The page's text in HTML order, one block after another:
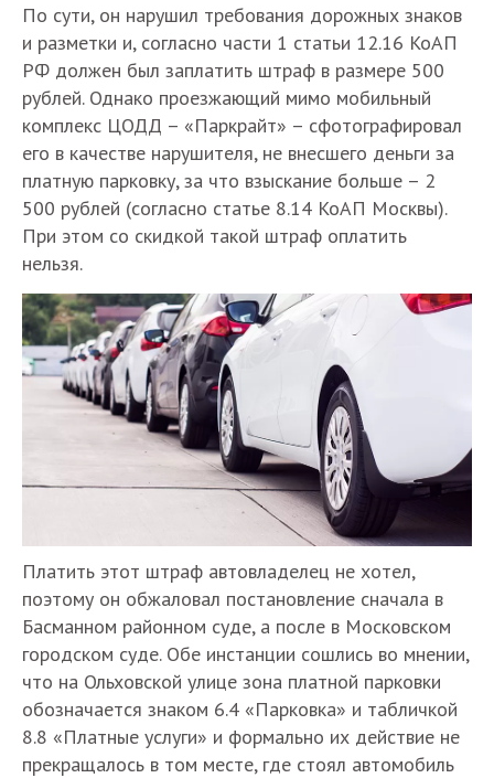
По сути, он нарушил требования дорожных знаков
и разметки и, согласно части 1 статьи 12.16 КоАП
РФ должен был заплатить штраф в размере 500
рублей. Однако проезжающий мимо мобильный
комплекс ЦОДД – «Паркрайт» – сфотографировал
его в качестве нарушителя, не внесшего деньги за
платную парковку, за что взыскание больше – 2
500 рублей (согласно статье 8.14 КоАП Москвы).
При этом со скидкой такой штраф оплатить
нельзя.
Платить этот штраф автовладелец не хотел,
поэтому он обжаловал постановление сначала в
Басманном районном суде, а после в Московском
городском суде. Обе инстанции сошлись во мнении,
что на Ольховской улице зона платной парковки
обозначается знаком 6.4 «Парковка» и табличкой
8.8 «Платные услуги» и формально их действие не
прекращалось в том месте, где стоял автомобиль